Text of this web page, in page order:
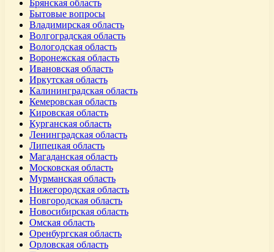
Брянская область
Бытовые вопросы
Владимирская область
Волгоградская область
Вологодская область
Воронежская область
Ивановская область
Иркутская область
Калининградская область
Кемеровская область
Кировская область
Курганская область
Ленинградская область
Липецкая область
Магаданская область
Московская область
Мурманская область
Нижегородская область
Новгородская область
Новосибирская область
Омская область
Оренбургская область
Орловская область